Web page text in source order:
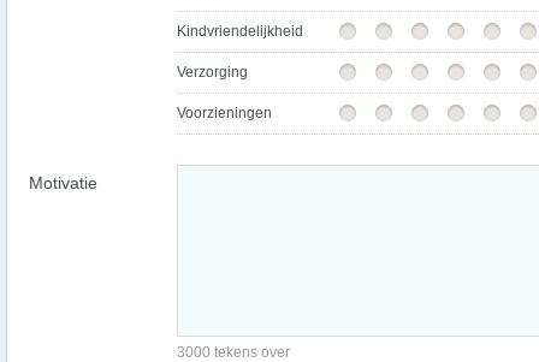
Kindvriendelijkheid
Verzorging
Voorzieningen
Motivatie
3000 tekens over